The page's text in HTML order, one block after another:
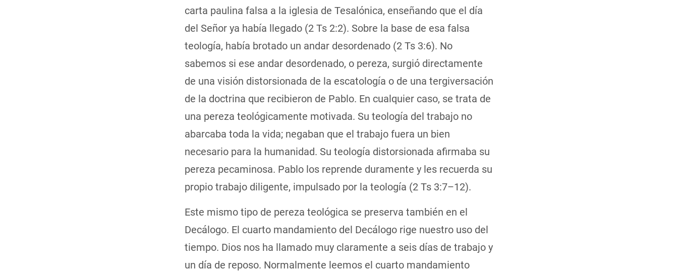
carta paulina falsa a la iglesia de Tesalónica, enseñando que el día
del Señor ya había llegado (2 Ts 2:2). Sobre la base de esa falsa
teología, había brotado un andar desordenado (2 Ts 3:6). No
sabemos si ese andar desordenado, o pereza, surgió directamente
de una visión distorsionada de la escatología o de una tergiversación
de la doctrina que recibieron de Pablo. En cualquier caso, se trata de
una pereza teológicamente motivada. Su teología del trabajo no
abarcaba toda la vida; negaban que el trabajo fuera un bien
necesario para la humanidad. Su teología distorsionada afirmaba su
pereza pecaminosa. Pablo los reprende duramente y les recuerda su
propio trabajo diligente, impulsado por la teología (2 Ts 3:7–12).
Este mismo tipo de pereza teológica se preserva también en el
Decálogo. El cuarto mandamiento del Decálogo rige nuestro uso del
tiempo. Dios nos ha llamado muy claramente a seis días de trabajo y
un día de reposo. Normalmente leemos el cuarto mandamiento